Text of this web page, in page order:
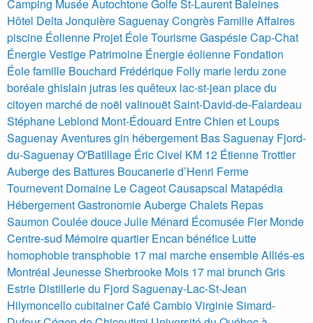
Camping Musée Autochtone Golfe St-Laurent Baleines
Hôtel Delta Jonquière Saguenay Congrès Famille Affaires
piscine Éolienne Projet Éole Tourisme Gaspésie Cap-Chat
Énergie Vestige Patrimoine Énergie éolienne Fondation
Éolefamille Bouchard Frédérique Folly marie lerdu zone
boréaleghislain jutras les quêteux lac-st-jean place du
citoyen marché de noël valinouëtSaint-David-de-Falardeau
Stéphane Leblond Mont-Édouard Entre Chien et Loups
Saguenay Aventuresgin hébergement Bas Saguenay Fjord-
du-SaguenayO'Batillage Éric Civel KM 12 Étienne Trottier
Auberge des Battures Boucanerie d’Henri Ferme
Tournevent Domaine Le CageotCausapscal Matapédia
Hébergement Gastronomie Auberge Chalets Repas
Saumon Coulée douce Julie Ménard Écomusée Fier Monde
Centre-sud Mémoire quartier Encan bénéfice Lutte
homophobie transphobie 17 mai marche ensemble Alliés-es
Montréal Jeunesse Sherbrooke Mois 17 mai brunch Gris
Estrie Distillerie du Fjord Saguenay-Lac-St-Jean
HilymoncellocubitainerCafé CambioVirginie Simard-